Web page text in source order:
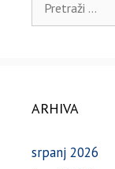
ARHIVA
srpanj 2026